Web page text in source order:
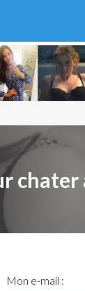
chater
Mon e-mail :